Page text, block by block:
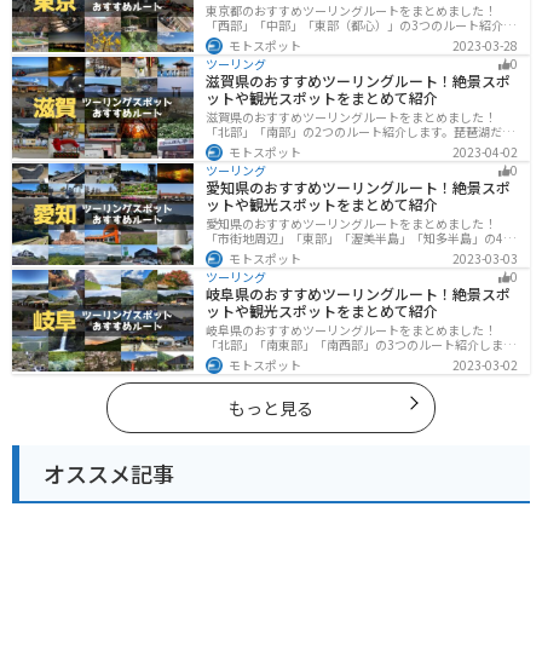
東京都のおすすめツーリングルートをまとめました！
「西部」「中部」「東部（都心）」の3つのルート紹介し
ます。西に行けば奥多摩の自然、東に行けば都心スポッ
トと、自然も街も楽しめるスポットが多数あります。バ
イクで東京都にツーリングに行く際は参考にしてくださ
い。
モトスポット
2023-03-28
ツーリング
0
滋賀県のおすすめツーリングルート！絶景スポ
ットや観光スポットをまとめて紹介
滋賀県のおすすめツーリングルートをまとめました！
「北部」「南部」の2つのルート紹介します。琵琶湖だけ
でなく、比叡山ドライブウェイなどの山を楽しめるスポ
ットも多数あります。バイクで滋賀県にツーリングに行
く際は参考にしてください。
モトスポット
2023-04-02
ツーリング
0
愛知県のおすすめツーリングルート！絶景スポ
ットや観光スポットをまとめて紹介
愛知県のおすすめツーリングルートをまとめました！
「市街地周辺」「東部」「渥美半島」「知多半島」の4つ
のルート紹介します。名古屋周辺の栄えたスポットから
山、海、美術館なども多数あり、自然・歴史・文化を満
喫するツーリングができます。バイクで愛知県にツーリ
ングに行く際は参考にしてください。
モトスポット
2023-03-03
ツーリング
0
岐阜県のおすすめツーリングルート！絶景スポ
ットや観光スポットをまとめて紹介
岐阜県のおすすめツーリングルートをまとめました！
「北部」「南東部」「南西部」の3つのルート紹介しま
す。自然豊かな山が充実しており、山を生かした施設や
グルメ、絶景スポットなど、自然を満喫するツーリング
ができます。バイクで岐阜県にツーリングに行く際は参
考にしてください。
モトスポット 2023-03-02
もっと見る
オススメ記事